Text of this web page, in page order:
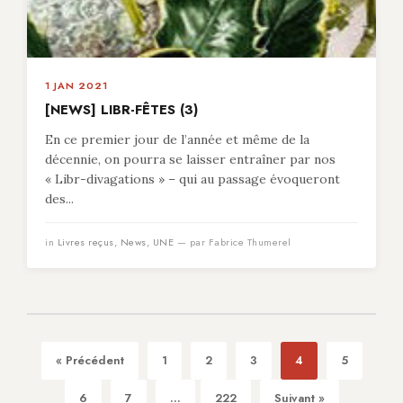
1 JAN 2021
[NEWS] LIBR-FÊTES (3)
En ce premier jour de l’année et même de la
décennie, on pourra se laisser entraîner par nos
« Libr-divagations » – qui au passage évoqueront
des...
in Livres reçus, News, UNE — par Fabrice Thumerel
« Précédent 1 2 3 4 5
6 7 ... 222 Suivant »